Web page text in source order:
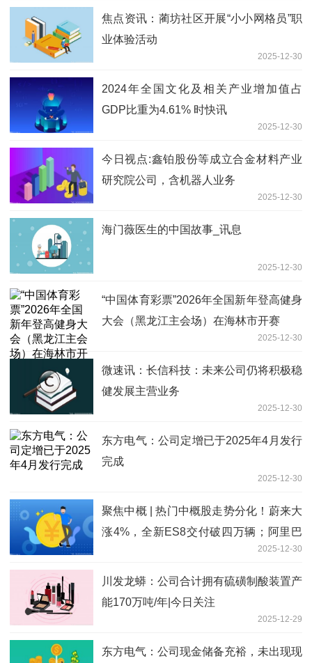
焦点资讯：蔺坊社区开展“小小网格员”职
业体验活动
2025-12-30
2024年全国文化及相关产业增加值占
GDP比重为4.61% 时快讯
2025-12-30
今日视点:鑫铂股份等成立合金材料产业
研究院公司，含机器人业务
2025-12-30
海门薇医生的中国故事_讯息
2025-12-30
“中国体育彩票”2026年全国新年登高健身
大会（黑龙江主会场）在海林市开赛
2025-12-30
微速讯：长信科技：未来公司仍将积极稳
健发展主营业务
2025-12-30
东方电气：公司定增已于2025年4月发行
完成
2025-12-30
聚焦中概 | 热门中概股走势分化！蔚来大
涨4%，全新ES8交付破四万辆；阿里巴
2025-12-30
川发龙蟒：公司合计拥有硫磺制酸装置产
能170万吨/年|今日关注
2025-12-29
东方电气：公司现金储备充裕，未出现现